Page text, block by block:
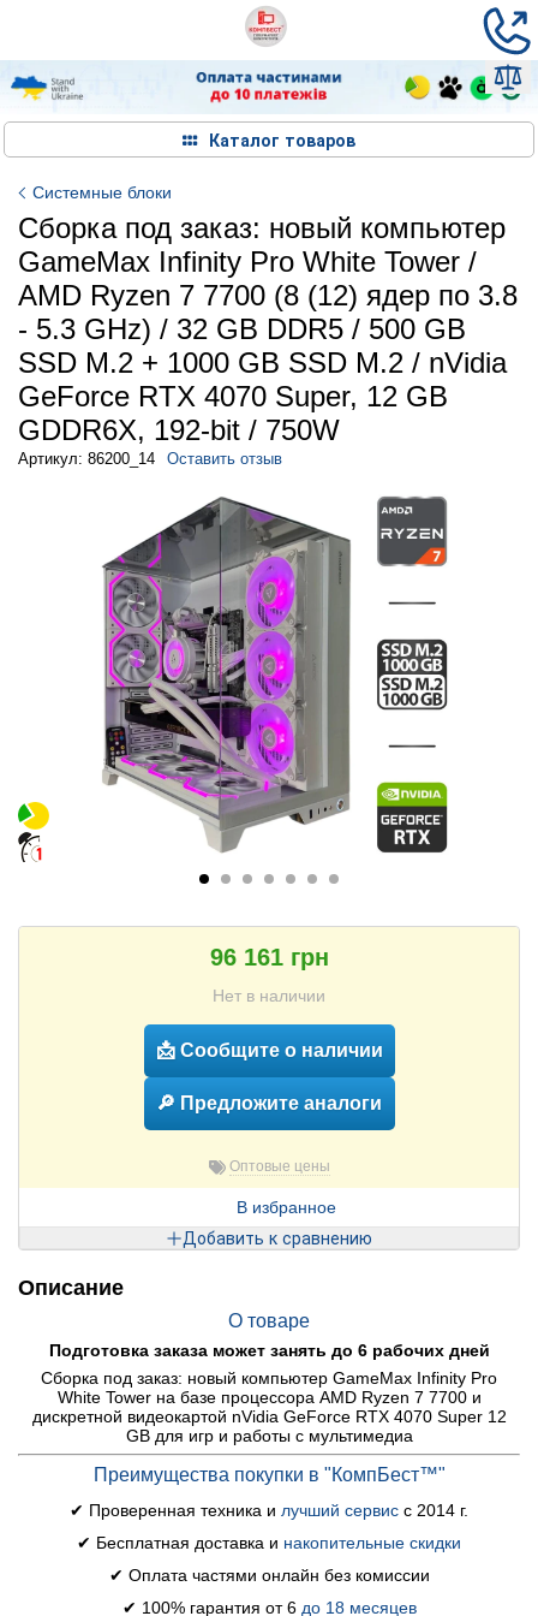
Каталог товаров
Системные блоки
Сборка под заказ: новый компьютер
GameMax Infinity Pro White Tower /
AMD Ryzen 7 7700 (8 (12) ядер по 3.8
- 5.3 GHz) / 32 GB DDR5 / 500 GB
SSD M.2 + 1000 GB SSD M.2 / nVidia
GeForce RTX 4070 Super, 12 GB
GDDR6X, 192-bit / 750W
Артикул: 86200_14 Оставить отзыв
96 161 грн
Нет в наличии
📩 Сообщите о наличии
🔎 Предложите аналоги
Оптовые цены
В избранное
Добавить к сравнению
Описание
О товаре
Подготовка заказа может занять до 6 рабочих дней
Сборка под заказ: новый компьютер GameMax Infinity Pro
White Tower на базе процессора AMD Ryzen 7 7700 и
дискретной видеокартой nVidia GeForce RTX 4070 Super 12
GB для игр и работы с мультимедиа
Преимущества покупки в "КомпБест™"
✔ Проверенная техника и лучший сервис с 2014 г.
✔ Бесплатная доставка и накопительные скидки
✔ Оплата частями онлайн без комиссии
✔ 100% гарантия от 6 до 18 месяцев